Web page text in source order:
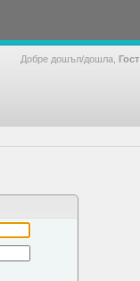
Добре дошъл/дошла, Гост